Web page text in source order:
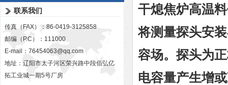
联系我们
传真（FAX）：86-0419-3125858
邮编（P.C）：111000
E-mail： 76454063@qq.com
地址：辽阳市太子河区荣兴路中段佰弘亿
拓工业城一期5号厂房
干熄焦炉高温
将测量探头安
容场。探头为
电容量产生增